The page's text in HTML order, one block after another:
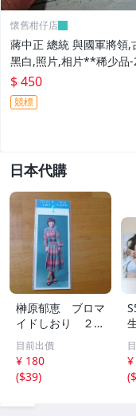
懷舊柑仔店
蔣中正 總統 與國軍將領,
黑白,照片,相片**稀少品-
$ 450
競標
日本代購
榊原郁恵 ブロマ
イドしおり ２枚
組 レトロ 送料
１１０円 未開封
目前出價
¥ 180
($39)
¥
(